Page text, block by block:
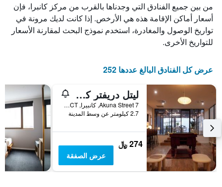
من بين جميع الفنادق التي وجدناها بالقرب من مركز كانبرا، فإن
أسعار أماكن الإقامة هذه هي الأرخص. إذا كانت لديك مرونة في
تواريخ الوصول والمغادرة، استخدم نموذج البحث لمقارنة الأسعار
للتواريخ الأخرى.
عرض كل الفنادق البالغ عددها 252
ليتل دريفتر كانبيرا
7 Akuna Street, كانبيرا, ACT, أستراليا
2.7 كيلومتر عن وسط المدينة
274 ﷼
عرض الصفقة